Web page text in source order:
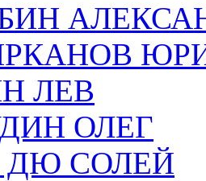
ЛЕВ
ОЛЕГ
ДЮ СОЛЕЙ